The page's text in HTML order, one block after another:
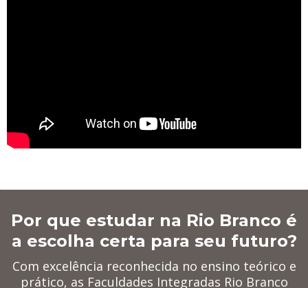
Por que estudar na Rio Branco é
a escolha certa para seu futuro?
Com excelência reconhecida no ensino teórico e
prático, as Faculdades Integradas Rio Branco